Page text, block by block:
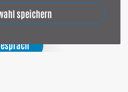
kennen.
speichern